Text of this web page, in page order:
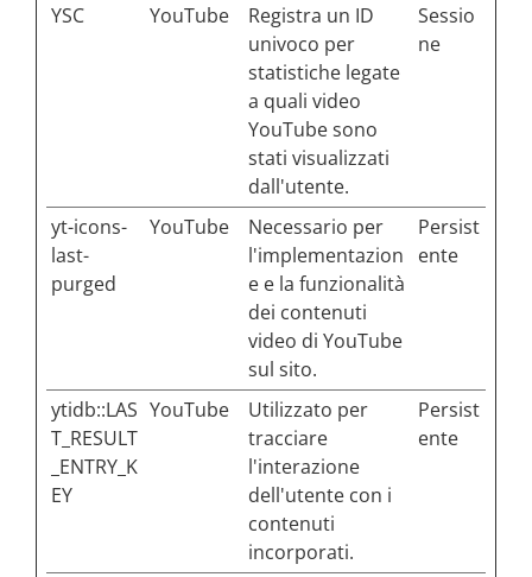
YSC YouTube
Registra un ID
univoco per
statistiche legate
a quali video
YouTube sono
stati visualizzati
dall'utente.
Sessio
ne
yt-icons-
last-
purged
YouTube
Necessario per
l'implementazion
e e la funzionalità
dei contenuti
video di YouTube
sul sito.
Persist
ente
ytidb::LAS
T_RESULT
_ENTRY_K
EY
YouTube
Utilizzato per
tracciare
l'interazione
dell'utente con i
contenuti
incorporati.
Persist
ente